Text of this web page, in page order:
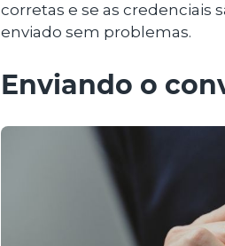
corretas e se as credenciais
enviado sem problemas.
Enviando o